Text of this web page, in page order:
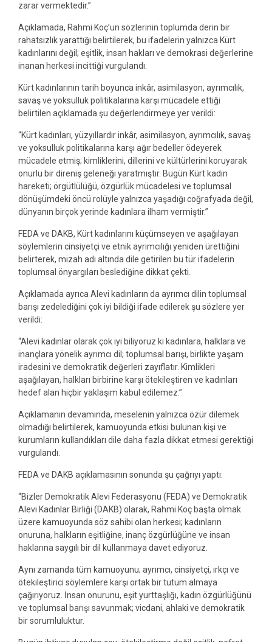
zarar vermektedir.”
Açıklamada, Rahmi Koç’un sözlerinin toplumda derin bir
rahatsızlık yarattığı belirtilerek, bu ifadelerin yalnızca Kürt
kadınlarını değil; eşitlik, insan hakları ve demokrasi değerlerine
inanan herkesi incittiği vurgulandı.
Kürt kadınlarının tarih boyunca inkâr, asimilasyon, ayrımcılık,
savaş ve yoksulluk politikalarına karşı mücadele ettiği
belirtilen açıklamada şu değerlendirmeye yer verildi:
“Kürt kadınları, yüzyıllardır inkâr, asimilasyon, ayrımcılık, savaş
ve yoksulluk politikalarına karşı ağır bedeller ödeyerek
mücadele etmiş; kimliklerini, dillerini ve kültürlerini koruyarak
onurlu bir direniş geleneği yaratmıştır. Bugün Kürt kadın
hareketi; örgütlülüğü, özgürlük mücadelesi ve toplumsal
dönüşümdeki öncü rolüyle yalnızca yaşadığı coğrafyada değil,
dünyanın birçok yerinde kadınlara ilham vermiştir.”
FEDA ve DAKB, Kürt kadınlarını küçümseyen ve aşağılayan
söylemlerin cinsiyetçi ve etnik ayrımcılığı yeniden ürettiğini
belirterek, mizah adı altında dile getirilen bu tür ifadelerin
toplumsal önyargıları beslediğine dikkat çekti.
Açıklamada ayrıca Alevi kadınların da ayrımcı dilin toplumsal
barışı zedelediğini çok iyi bildiği ifade edilerek şu sözlere yer
verildi:
“Alevi kadınlar olarak çok iyi biliyoruz ki kadınlara, halklara ve
inançlara yönelik ayrımcı dil; toplumsal barışı, birlikte yaşam
iradesini ve demokratik değerleri zayıflatır. Kimlikleri
aşağılayan, halkları birbirine karşı ötekileştiren ve kadınları
hedef alan hiçbir yaklaşım kabul edilemez.”
Açıklamanın devamında, meselenin yalnızca özür dilemek
olmadığı belirtilerek, kamuoyunda etkisi bulunan kişi ve
kurumların kullandıkları dile daha fazla dikkat etmesi gerektiği
vurgulandı.
FEDA ve DAKB açıklamasının sonunda şu çağrıyı yaptı:
“Bizler Demokratik Alevi Federasyonu (FEDA) ve Demokratik
Alevi Kadınlar Birliği (DAKB) olarak, Rahmi Koç başta olmak
üzere kamuoyunda söz sahibi olan herkesi; kadınların
onuruna, halkların eşitliğine, inanç özgürlüğüne ve insan
haklarına saygılı bir dil kullanmaya davet ediyoruz.
Aynı zamanda tüm kamuoyunu; ayrımcı, cinsiyetçi, ırkçı ve
ötekileştirici söylemlere karşı ortak bir tutum almaya
çağırıyoruz. İnsan onurunu, eşit yurttaşlığı, kadın özgürlüğünü
ve toplumsal barışı savunmak; vicdani, ahlaki ve demokratik
bir sorumluluktur.